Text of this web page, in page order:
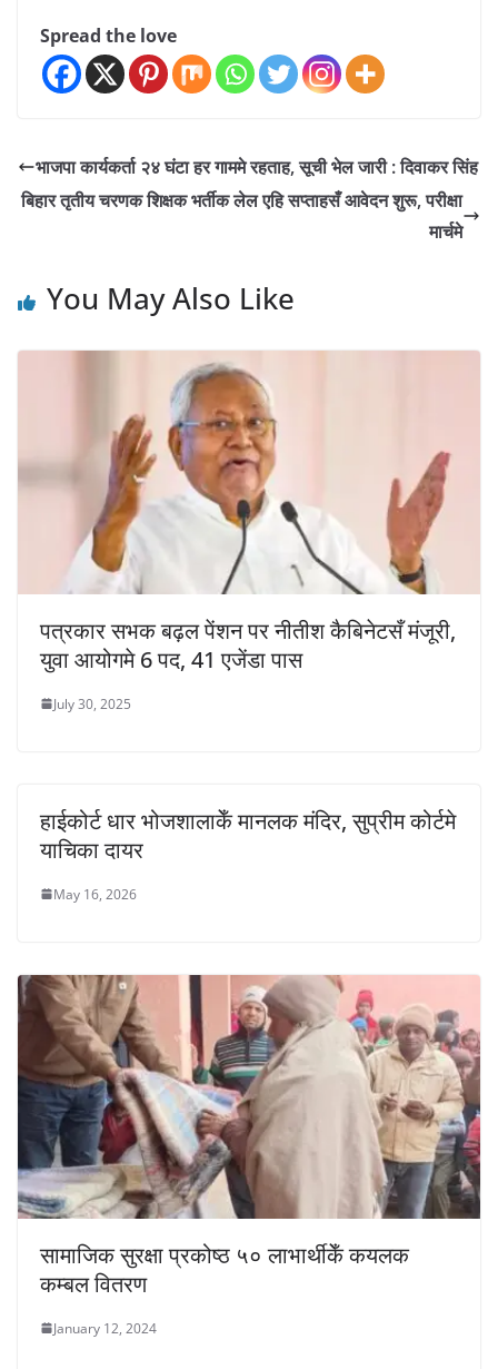
Spread the love
भाजपा कार्यकर्ता २४ घंटा हर गाममे रहताह, सूची भेल जारी : दिवाकर सिंह
बिहार तृतीय चरणक शिक्षक भर्तीक लेल एहि सप्ताहसँ आवेदन शुरू, परीक्षा
मार्चमे
You May Also Like
पत्रकार सभक बढ़ल पेंशन पर नीतीश कैबिनेटसँ मंजूरी,
युवा आयोगमे 6 पद, 41 एजेंडा पास
July 30, 2025
हाईकोर्ट धार भोजशालाकेँ मानलक मंदिर, सुप्रीम कोर्टमे
याचिका दायर
May 16, 2026
सामाजिक सुरक्षा प्रकोष्ठ ५० लाभार्थीकेँ कयलक
कम्बल वितरण
January 12, 2024